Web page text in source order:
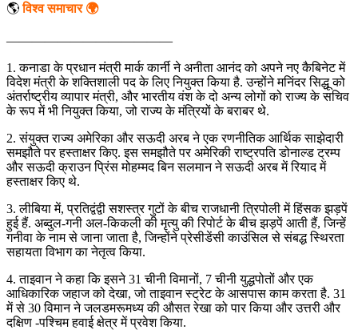
🌎विश्व समाचार 🌍
—————————————
1. कनाडा के प्रधान मंत्री मार्क कार्नी ने अनीता आनंद को अपने नए कैबिनेट में
विदेश मंत्री के शक्तिशाली पद के लिए नियुक्त किया है. उन्होंने मनिंदर सिद्धू को
अंतर्राष्ट्रीय व्यापार मंत्री, और भारतीय वंश के दो अन्य लोगों को राज्य के सचिव
के रूप में भी नियुक्त किया, जो राज्य के मंत्रियों के बराबर थे.
2. संयुक्त राज्य अमेरिका और सऊदी अरब ने एक रणनीतिक आर्थिक साझेदारी
समझौते पर हस्ताक्षर किए. इस समझौते पर अमेरिकी राष्ट्रपति डोनाल्ड ट्रम्प
और सऊदी क्राउन प्रिंस मोहम्मद बिन सलमान ने सऊदी अरब में रियाद में
हस्ताक्षर किए थे.
3. लीबिया में, प्रतिद्वंद्वी सशस्त्र गुटों के बीच राजधानी त्रिपोली में हिंसक झड़पें
हुई हैं. अब्दुल-गनी अल-किकली की मृत्यु की रिपोर्ट के बीच झड़पें आती हैं, जिन्हें
गनीवा के नाम से जाना जाता है, जिन्होंने प्रेसीडेंसी काउंसिल से संबद्ध स्थिरता
सहायता विभाग का नेतृत्व किया.
4. ताइवान ने कहा कि इसने 31 चीनी विमानों, 7 चीनी युद्धपोतों और एक
आधिकारिक जहाज को देखा, जो ताइवान स्ट्रेट के आसपास काम करता है. 31
में से 30 विमान ने जलडमरूमध्य की औसत रेखा को पार किया और उत्तरी और
दक्षिण -पश्चिम हवाई क्षेत्र में प्रवेश किया.